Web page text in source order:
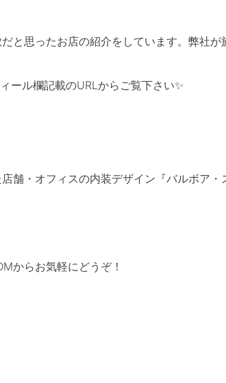
と思ったお店の紹介をしています。弊社が
ール欄記載のURLからご覧下さい✨
舗・オフィスの内装デザイン『バルボア
からお気軽にどうぞ！